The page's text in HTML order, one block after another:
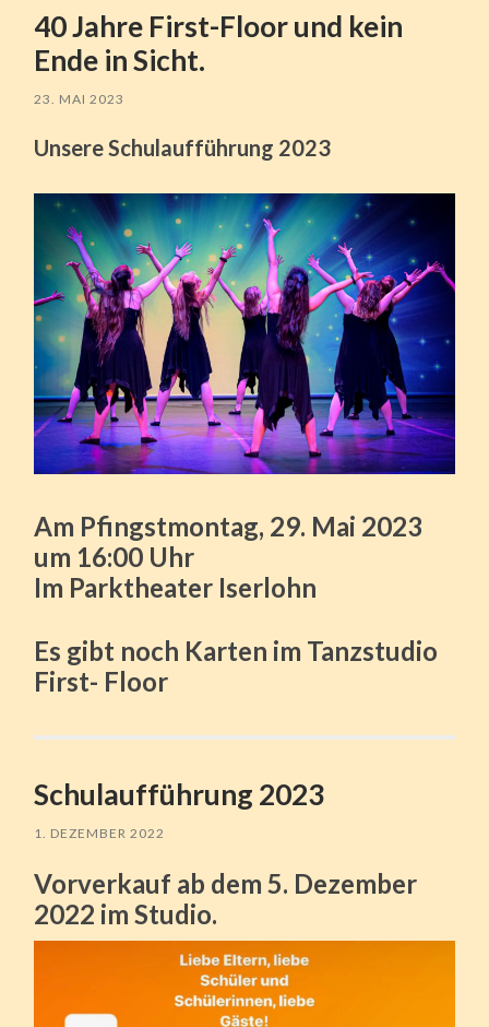
40 Jahre First-Floor und kein
Ende in Sicht.
23. MAI 2023
Unsere Schulaufführung 2023
Am Pfingstmontag, 29. Mai 2023
um 16:00 Uhr
Im Parktheater Iserlohn
Es gibt noch Karten im Tanzstudio
First- Floor
Schulaufführung 2023
1. DEZEMBER 2022
Vorverkauf ab dem 5. Dezember
2022 im Studio.